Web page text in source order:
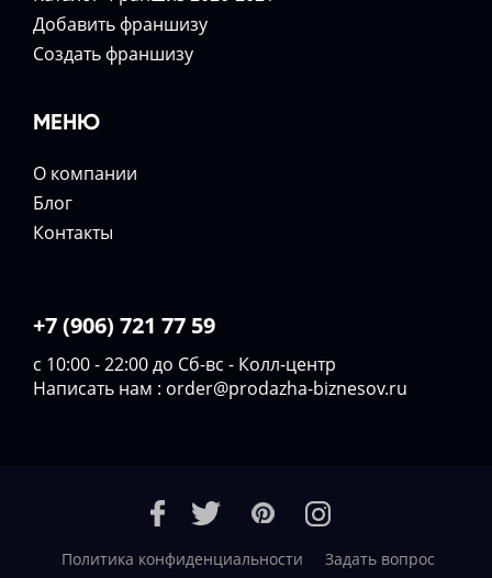
Добавить франшизу
Создать франшизу
МЕНЮ
О компании
Блог
Контакты
+7 (906) 721 77 59
с 10:00 - 22:00 до Сб-вс - Колл-центр
Написать нам : order@prodazha-biznesov.ru
Политика конфиденциальности Задать вопрос